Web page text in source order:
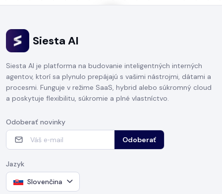
KLIKNITE PRE ZAČATIE HOVORU
Siesta AI
Siesta AI je platforma na budovanie inteligentných interných
agentov, ktorí sa plynulo prepájajú s vašimi nástrojmi, dátami a
procesmi. Funguje v režime SaaS, hybrid alebo súkromný cloud
a poskytuje flexibilitu, súkromie a plné vlastníctvo.
Odoberať novinky
Odoberať
Jazyk
Slovenčina